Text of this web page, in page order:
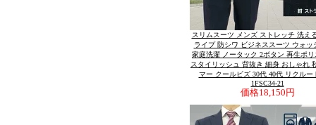
スリムスーツ メンズ ストレッチ 洗え
ライプ 防シワ ビジネススーツ ウォッ
家庭洗濯 ノータック 2ボタン 再生ポ
スタイリッシュ 背抜き 細身 おしゃれ
マー クールビズ 30代 40代 リクルー
1FSC34-21
価格18,150円